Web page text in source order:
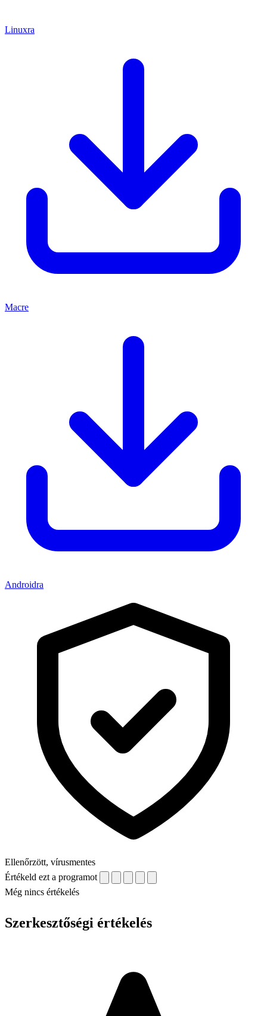
Linuxra
Macre
Androidra
Ellenőrzött, vírusmentes
Értékeld ezt a programot
Még nincs értékelés
Szerkesztőségi értékelés